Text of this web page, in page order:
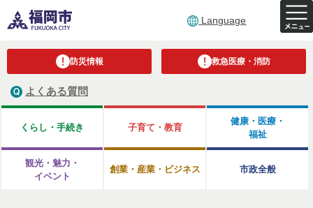
Language
防災情報 救急医療・消防
よくある質問
くらし・手続き 子育て・教育
健康・医療・
福祉
観光・魅力・
イベント
創業・産業・ビジネス 市政全般